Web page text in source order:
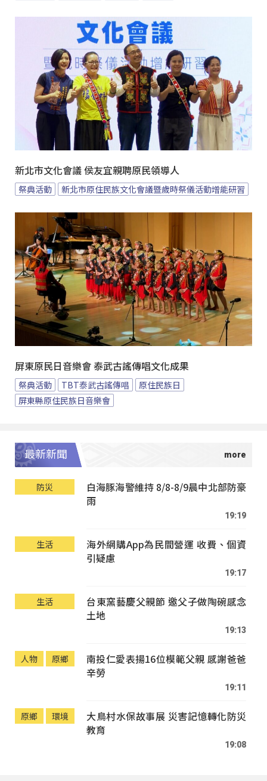
新北市文化會議 侯友宜親聘原民領導人
祭典活動 新北市原住民族文化會議暨歲時祭儀活動增能研習
屏東原民日音樂會 泰武古謠傳唱文化成果
祭典活動 TBT泰武古謠傳唱
原住民族日
屏東縣原住民族日音樂會
最新新聞
防災
白海豚海警維持 8/8-8/9晨中北部防豪
雨
19:19
生活
海外網購App為民間營運 收費、個資
引疑慮
19:17
生活
台東窯藝慶父親節 邀父子做陶碗感念
土地
19:13
人物 原鄉
南投仁愛表揚16位模範父親 感謝爸爸
辛勞
19:11
原鄉 環境
大鳥村水保故事展 災害記憶轉化防災
教育
19:08